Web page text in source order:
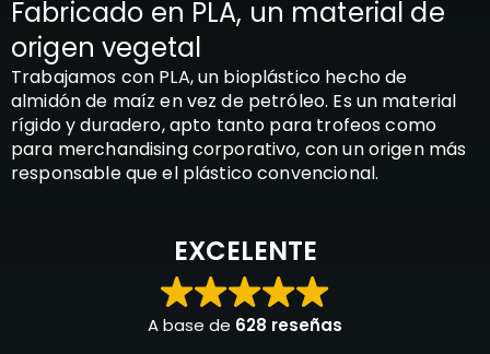
Fabricado en PLA, un material de
origen vegetal
Trabajamos con PLA, un bioplástico hecho de
almidón de maíz en vez de petróleo. Es un material
rígido y duradero, apto tanto para trofeos como
para merchandising corporativo, con un origen más
responsable que el plástico convencional.
EXCELENTE
A base de 628 reseñas